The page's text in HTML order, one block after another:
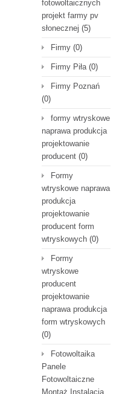
fotowoltaicznych
projekt farmy pv
słonecznej (5)
Firmy (0)
Firmy Piła(0)
Firmy Poznań
(0)
formy wtryskowe
naprawa produkcja
projektowanie
producent (0)
Formy
wtryskowe naprawa
produkcja
projektowanie
producent form
wtryskowych (0)
Formy
wtryskowe
producent
projektowanie
naprawa produkcja
form wtryskowych
(0)
Fotowoltaika
Panele
Fotowoltaiczne
Montaż Instalacja